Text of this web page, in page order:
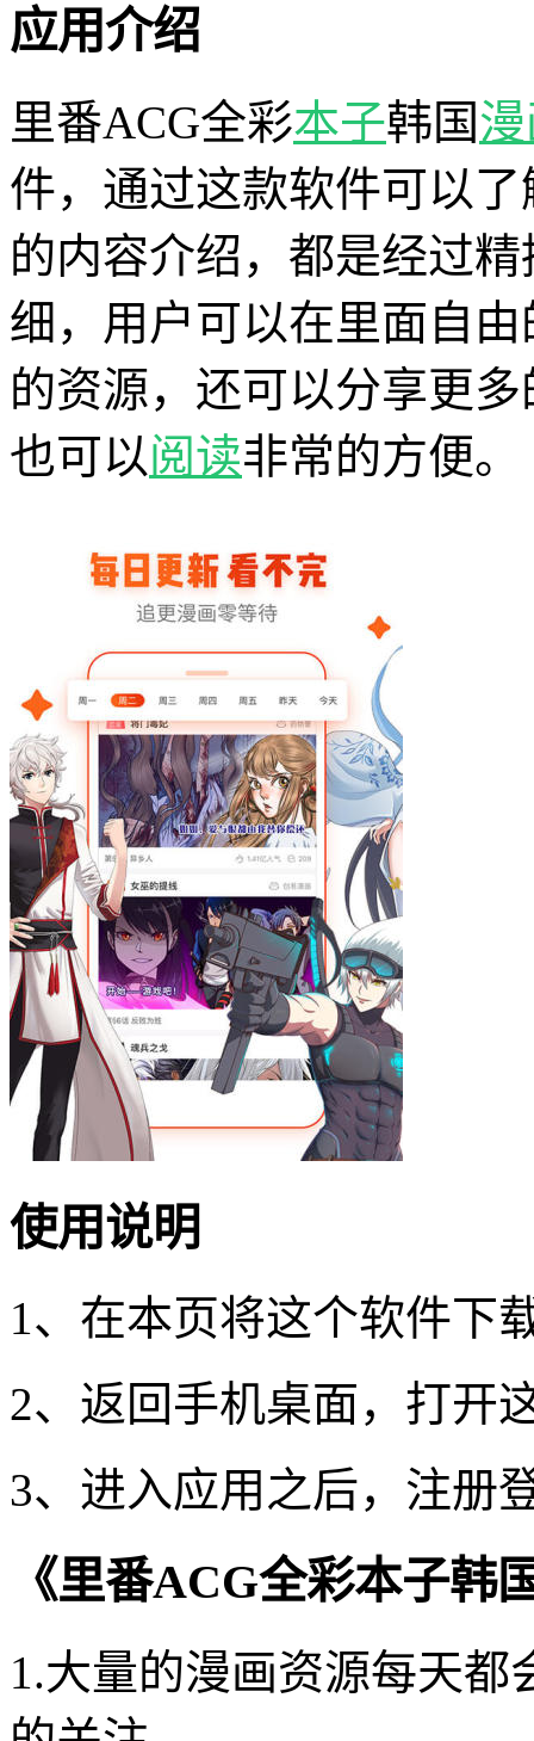
应用介绍
里番ACG全彩本子韩国
件，通过这款软件可以
的内容介绍，都是经过
细，用户可以在里面自
的资源，还可以分享更
也可以阅读非常的方便。
使用说明
1、在本页将这个软件下
2、返回手机桌面，打开
3、进入应用之后，注册
《里番ACG全彩本子韩
1.大量的漫画资源每天